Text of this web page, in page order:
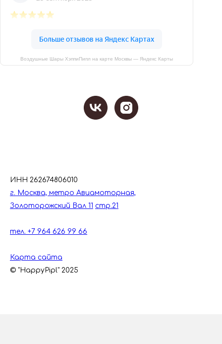
Воздушные Шары ХэппиПипл на карте Москвы — Яндекс Карты
ИНН 262674806010
г. Москва, метро Авиамоторная,
Золоторожский Вал 11 стр.21
тел. +7 964 626 99 66
Карта сайта
© "HappyPipl" 2025